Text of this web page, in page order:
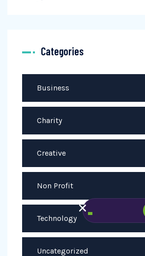
Categories
Business
Charity
Creative
Non Profit
Technology
Uncategorized